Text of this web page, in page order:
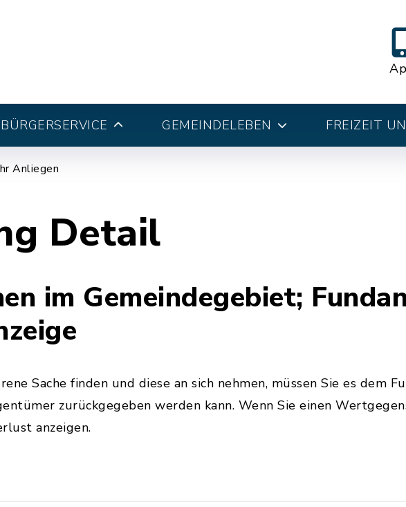
BÜRGERSERVICE GEMEINDELEBEN FREIZEIT
Anliegen
Detail
im Gemeindegebiet;
Sache finden und diese an sich nehmen, müssen Sie es dem
zurückgegeben werden kann. Wenn Sie einen
anzeigen.